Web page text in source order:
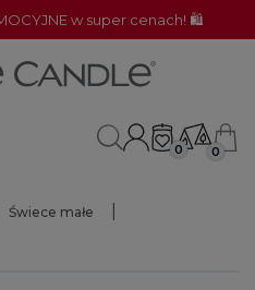
w super cenach! 🛍️
0 0
Świece małe